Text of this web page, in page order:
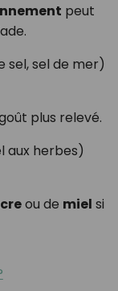
peut
sel, sel de mer)
plus relevé.
aux herbes)
ou de miel si